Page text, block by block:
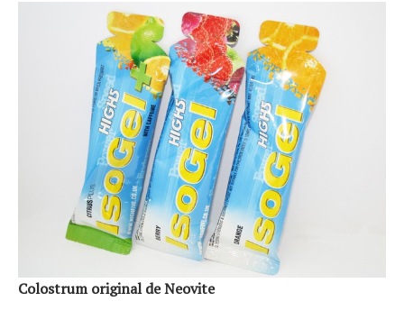
Colostrum original de Neovite